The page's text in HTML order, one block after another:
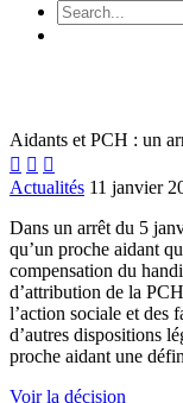
Aidants et PCH : un
  
Actualités 11 janvier
Dans un arrêt du 5
qu’un proche aidant
compensation du
d’attribution de la
l’action sociale et des
d’autres dispositions
proche aidant une
Voir la décision